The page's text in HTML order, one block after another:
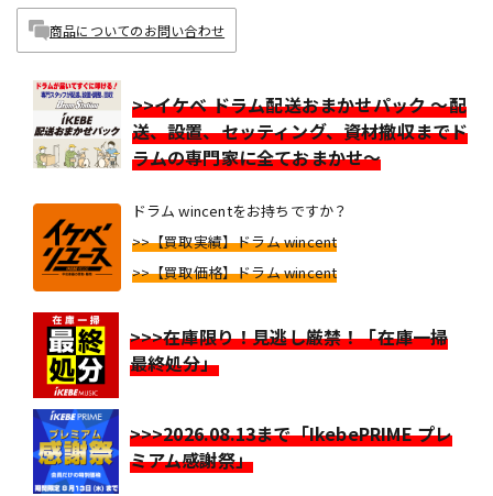
商品についてのお問い合わせ
>>イケベ ドラム配送おまかせパック ～配
送、設置、セッティング、資材撤収までド
ラムの専門家に全ておまかせ～
ドラム wincentをお持ちですか？
>>【買取実績】ドラム wincent
>>【買取価格】ドラム wincent
>>>在庫限り！見逃し厳禁！「在庫一掃
最終処分」
>>>2026.08.13まで「IkebePRIME プレ
ミアム感謝祭」